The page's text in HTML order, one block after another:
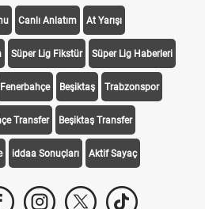
Canlı Anlatım At Yarışı
Süper Lig Fikstür Süper Lig Haberleri
Fenerbahçe Beşiktaş Trabzonspor
Transfer Beşiktaş Transfer
iddaa Sonuçları Aktif Sayaç